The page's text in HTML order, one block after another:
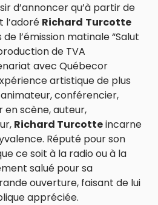
d’annoncer qu’à partir de
l’adoré Richard Turcotte
l’émission matinale “Salut
de TVA
avec Québecor
artistique de plus
conférencier,
scène, auteur,
Richard Turcotteincarne
Réputé pour son
ce soit à la radio ou à la
salué pour sa
ouverture, faisant de lui
appréciée.